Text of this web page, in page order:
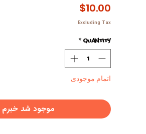
$10.00
Excluding Tax
Quantity
*
اتمام موجودی
موجود شد